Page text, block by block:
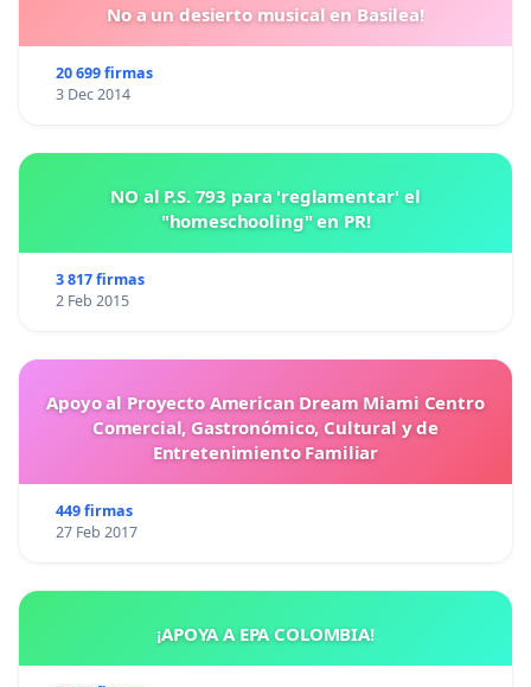
No a un desierto musical en Basilea!
20 699 firmas
3 Dec 2014
NO al P.S. 793 para 'reglamentar' el
"homeschooling" en PR!
3 817 firmas
2 Feb 2015
Apoyo al Proyecto American Dream Miami Centro
Comercial, Gastronómico, Cultural y de
Entretenimiento Familiar
449 firmas
27 Feb 2017
¡APOYA A EPA COLOMBIA!